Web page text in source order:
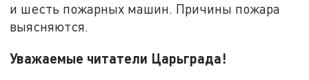
и шесть пожарных машин. Причины пожара
выясняются.
Уважаемые читатели Царьграда!